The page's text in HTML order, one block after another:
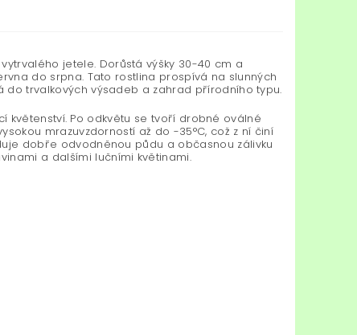
jetele. Dorůstá výšky 30-40 cm a
do srpna. Tato rostlina prospívá na slunných
do trvalkových výsadeb a zahrad přírodního typu.
květenství. Po odkvětu se tvoří drobné oválné
mrazuvzdorností až do -35°C, což z ní činí
dobře odvodněnou půdu a občasnou zálivku
a dalšími lučními květinami.